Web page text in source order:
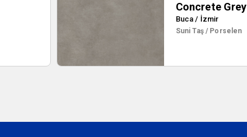
Concrete Grey
Buca / İzmir
Suni Taş / Porselen